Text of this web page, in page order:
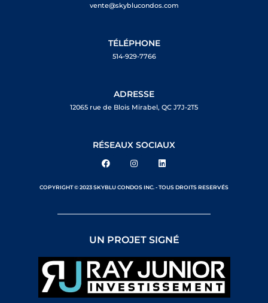
vente@skyblucondos.com
TÉLÉPHONE
514-929-7766
ADRESSE
12065 rue de Blois Mirabel, QC J7J-2T5
RÉSEAUX SOCIAUX
COPYRIGHT © 2023 SKYBLU CONDOS INC. - TOUS DROITS RESERVÉS
UN PROJET SIGNÉ